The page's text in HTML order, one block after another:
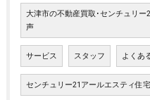
大津市の不動産買取･センチュリ
声
サービス スタッフ よくあ
センチュリー21アールエスティ住